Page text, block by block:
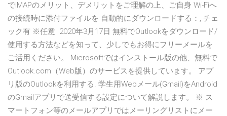
でIMAPのメリット、デメリットをご理解の上、ご自身 Wi-Fiへ
の接続時に添付ファイルを 自動的にダウンロードする：, チェ
ック有 ※任意 2020年3月17日 無料でOutlookをダウンロード/
使用する方法などを知って、少しでもお得にフリーメールを
ご活用ください。 Microsoftではインストール版の他、無料で
Outlook.com（Web版）のサービスを提供しています。 アプ
リ版のOutlookを利用する. 学生用Webメール(Gmail)をAndroid
のGmailアプリで送受信する設定について解説します。 ※ ス
マートフォン等のメールアプリではメーリングリストにメー